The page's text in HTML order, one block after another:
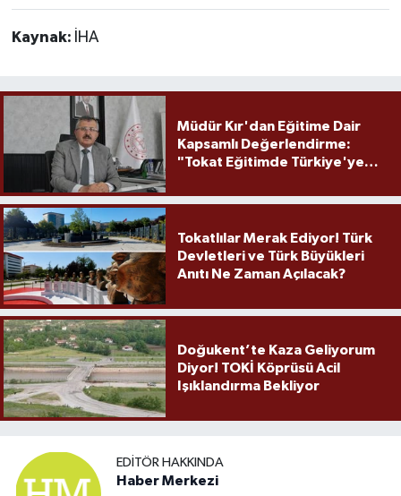
Kaynak: İHA
Müdür Kır'dan Eğitime Dair
Kapsamlı Değerlendirme:
"Tokat Eğitimde Türkiye'ye
Tokatlılar Merak Ediyor! Türk
Devletleri ve Türk Büyükleri
Anıtı Ne Zaman Açılacak?
Doğukent’te Kaza Geliyorum
Diyor! TOKİ Köprüsü Acil
Işıklandırma Bekliyor
EDITÖR HAKKINDA
Haber Merkezi